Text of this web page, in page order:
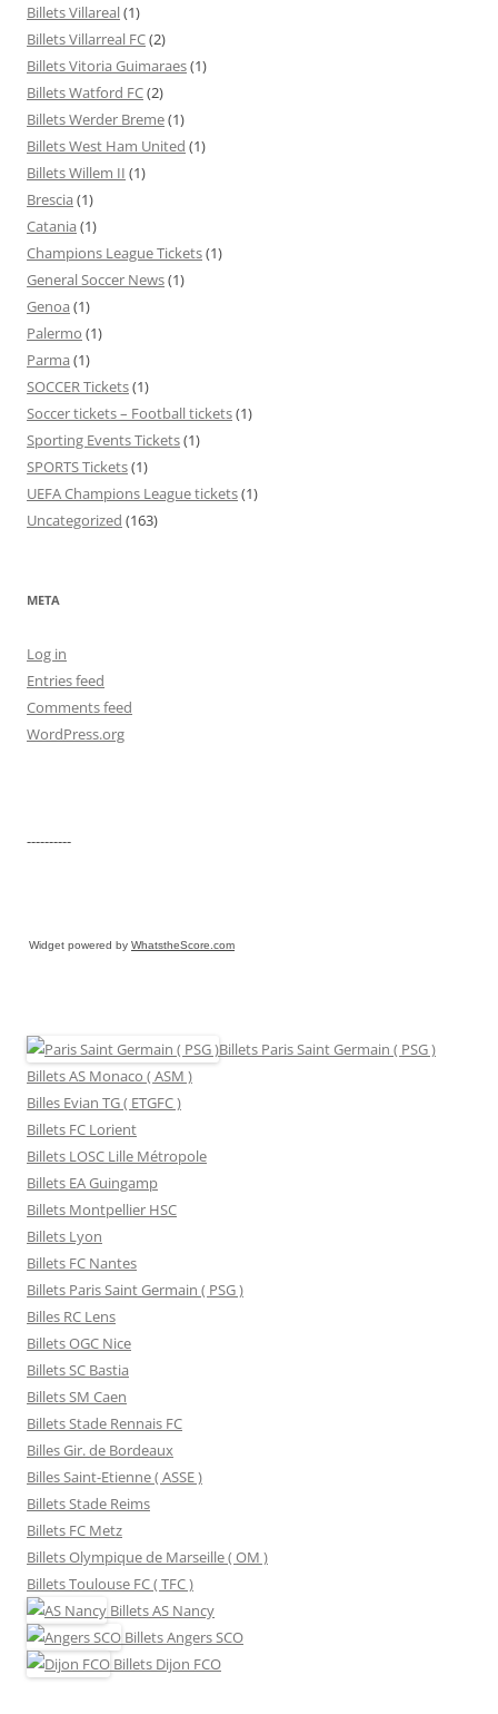
Billets Villareal(1)
Billets Villarreal FC(2)
Billets Vitoria Guimaraes(1)
Billets Watford FC(2)
Billets Werder Breme(1)
Billets West Ham United (1)
Billets Willem II (1)
Brescia (1)
Catania (1)
Champions League Tickets(1)
General Soccer News(1)
Genoa (1)
Palermo (1)
Parma (1)
SOCCER Tickets(1)
Soccer tickets – Football tickets(1)
Sporting Events Tickets(1)
SPORTS Tickets(1)
UEFA Champions League tickets(1)
Uncategorized (163)
META
Log in
Entries feed
Comments feed
WordPress.org
----------
Widget powered by WhatstheScore.com
Billets Paris Saint Germain ( PSG )
Billets AS Monaco ( ASM )
Billes Evian TG ( ETGFC )
Billets FC Lorient
Billets LOSC Lille Métropole
Billets EA Guingamp
Billets Montpellier HSC
Billets Lyon
Billets FC Nantes
Billets Paris Saint Germain ( PSG )
Billes RC Lens
Billets OGC Nice
Billets SC Bastia
Billets SM Caen
Billets Stade Rennais FC
Billes Gir. de Bordeaux
Billes Saint-Etienne ( ASSE )
Billets Stade Reims
Billets FC Metz
Billets Olympique de Marseille ( OM )
Billets Toulouse FC ( TFC )
BilletsAS Nancy
BilletsAngers SCO
Billets Dijon FCO